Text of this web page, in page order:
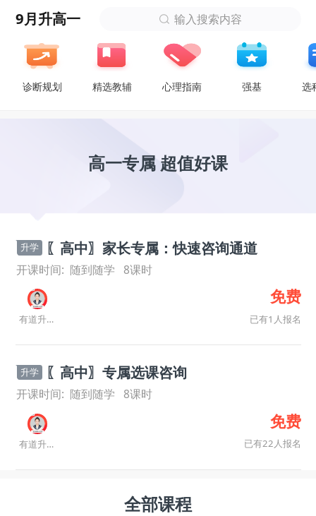
9月升高一 输入搜索内容
诊断规划 精选教辅 心理指南 强基 选
高一专属 超值好课
升学 〖高中〗家长专属：快速咨询通道
开课时间: 随到随学 8课时
有道升学规划师
免费
已有1人报名
升学 〖高中〗专属选课咨询
开课时间: 随到随学 8课时
有道升学规划师
免费
已有22人报名
全部课程